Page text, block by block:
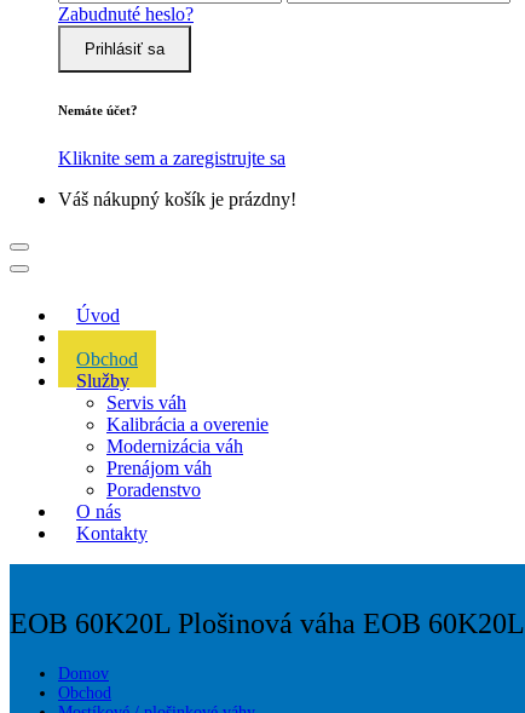
Zabudnuté heslo?
Prihlásiť sa
Nemáte účet?
Kliknite sem a zaregistrujte sa
Váš nákupný košík je prázdny!
Úvod
Akcie
Obchod
Služby
Servis váh
Kalibrácia a overenie
Modernizácia váh
Prenájom váh
Poradenstvo
O nás
Kontakty
EOB 60K20L Plošinová váha EOB 60K20L
Domov
Obchod